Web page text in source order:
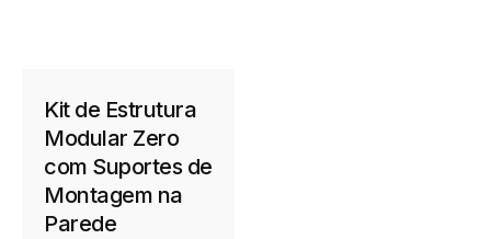
Kit de Estrutura
Modular Zero
com Suportes de
Montagem na
Parede